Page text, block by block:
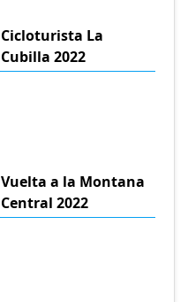
Cicloturista La
Cubilla 2022
Vuelta a la Montana
Central 2022